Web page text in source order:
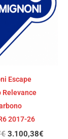
Escape
Relevance
2017-26
€
3.444,87€.
3.100,38€